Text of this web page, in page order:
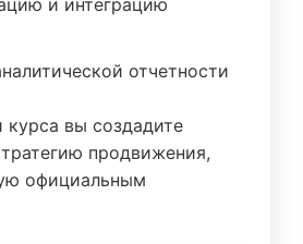
и интеграцию
отчетности
вы создадите
продвижения,
официальным